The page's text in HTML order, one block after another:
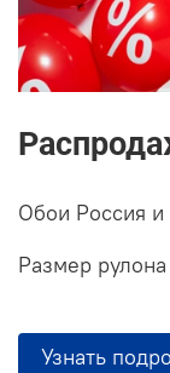
Обои Россия и
Размер
Узнать